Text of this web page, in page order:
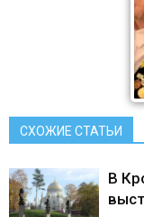
СХОЖИЕ СТАТЬИ
В